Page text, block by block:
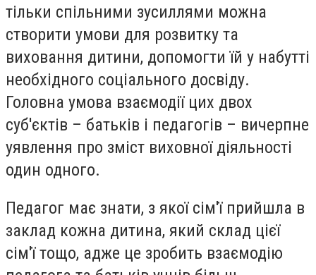
тільки спільними зусиллями можна
створити умови для розвитку та
виховання дитини, допомогти їй у набутті
необхідного соціального досвіду.
Головна умова взаємодії цих двох
суб'єктів – батьків і педагогів – вичерпне
уявлення про зміст виховної діяльності
один одного.
Педагог має знати, з якої сім'ї прийшла в
заклад кожна дитина, який склад цієї
сім'ї тощо, адже це зробить взаємодію